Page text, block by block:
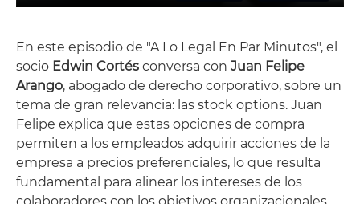
En este episodio de "A Lo Legal En Par Minutos", el
socio Edwin Cortés conversa con Juan Felipe
Arango, abogado de derecho corporativo, sobre un
tema de gran relevancia: las stock options. Juan
Felipe explica que estas opciones de compra
permiten a los empleados adquirir acciones de la
empresa a precios preferenciales, lo que resulta
fundamental para alinear los intereses de los
colaboradores con los objetivos organizacionales,